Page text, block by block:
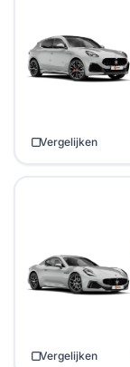
Vergelijken
Vergelijken